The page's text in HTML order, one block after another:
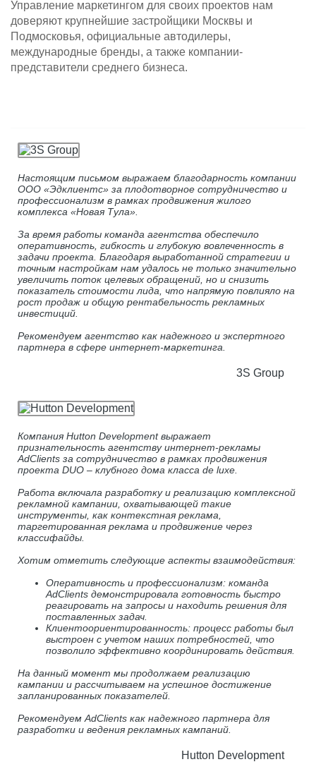
Управление маркетингом для своих проектов нам
доверяют крупнейшие застройщики Москвы и
Подмосковья, официальные автодилеры,
международные бренды, а также компании-
представители среднего бизнеса.
Настоящим письмом выражаем благодарность компании
ООО «Эдклиентс» за плодотворное сотрудничество и
профессионализм в рамках продвижения жилого
комплекса «Новая Тула».
За время работы команда агентства обеспечило
оперативность, гибкость и глубокую вовлеченность в
задачи проекта. Благодаря выработанной стратегии и
точным настройкам нам удалось не только значительно
увеличить поток целевых обращений, но и снизить
показатель стоимости лида, что напрямую повлияло на
рост продаж и общую рентабельность рекламных
инвестиций.
Рекомендуем агентство как надежного и экспертного
партнера в сфере интернет-маркетинга.
3S Group
Компания Hutton Development выражает
признательность агентству интернет-рекламы
AdClients за сотрудничество в рамках продвижения
проекта DUO – клубного дома класса de luxe.
Работа включала разработку и реализацию комплексной
рекламной кампании, охватывающей такие
инструменты, как контекстная реклама,
таргетированная реклама и продвижение через
классифайды.
Хотим отметить следующие аспекты взаимодействия:
Оперативность и профессионализм: команда
AdClients демонстрировала готовность быстро
реагировать на запросы и находить решения для
поставленных задач.
Клиентоориентированность: процесс работы был
выстроен с учетом наших потребностей, что
позволило эффективно координировать действия.
На данный момент мы продолжаем реализацию
кампании и рассчитываем на успешное достижение
запланированных показателей.
Рекомендуем AdClients как надежного партнера для
разработки и ведения рекламных кампаний.
Hutton Development